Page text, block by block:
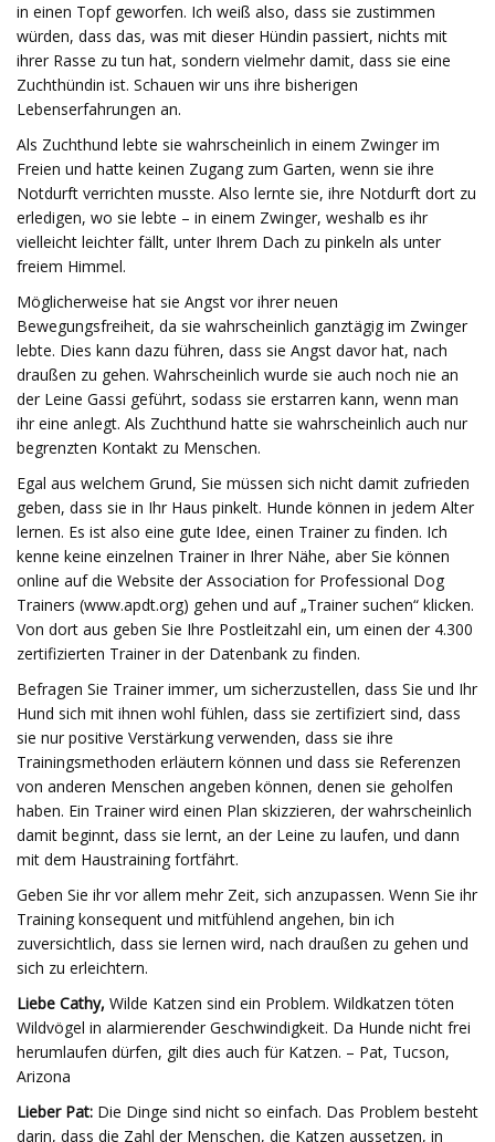
in einen Topf geworfen. Ich weiß also, dass sie zustimmen
würden, dass das, was mit dieser Hündin passiert, nichts mit
ihrer Rasse zu tun hat, sondern vielmehr damit, dass sie eine
Zuchthündin ist. Schauen wir uns ihre bisherigen
Lebenserfahrungen an.
Als Zuchthund lebte sie wahrscheinlich in einem Zwinger im
Freien und hatte keinen Zugang zum Garten, wenn sie ihre
Notdurft verrichten musste. Also lernte sie, ihre Notdurft dort zu
erledigen, wo sie lebte – in einem Zwinger, weshalb es ihr
vielleicht leichter fällt, unter Ihrem Dach zu pinkeln als unter
freiem Himmel.
Möglicherweise hat sie Angst vor ihrer neuen
Bewegungsfreiheit, da sie wahrscheinlich ganztägig im Zwinger
lebte. Dies kann dazu führen, dass sie Angst davor hat, nach
draußen zu gehen. Wahrscheinlich wurde sie auch noch nie an
der Leine Gassi geführt, sodass sie erstarren kann, wenn man
ihr eine anlegt. Als Zuchthund hatte sie wahrscheinlich auch nur
begrenzten Kontakt zu Menschen.
Egal aus welchem ​​Grund, Sie müssen sich nicht damit zufrieden
geben, dass sie in Ihr Haus pinkelt. Hunde können in jedem Alter
lernen. Es ist also eine gute Idee, einen Trainer zu finden. Ich
kenne keine einzelnen Trainer in Ihrer Nähe, aber Sie können
online auf die Website der Association for Professional Dog
Trainers (www.apdt.org) gehen und auf „Trainer suchen“ klicken.
Von dort aus geben Sie Ihre Postleitzahl ein, um einen der 4.300
zertifizierten Trainer in der Datenbank zu finden.
Befragen Sie Trainer immer, um sicherzustellen, dass Sie und Ihr
Hund sich mit ihnen wohl fühlen, dass sie zertifiziert sind, dass
sie nur positive Verstärkung verwenden, dass sie ihre
Trainingsmethoden erläutern können und dass sie Referenzen
von anderen Menschen angeben können, denen sie geholfen
haben. Ein Trainer wird einen Plan skizzieren, der wahrscheinlich
damit beginnt, dass sie lernt, an der Leine zu laufen, und dann
mit dem Haustraining fortfährt.
Geben Sie ihr vor allem mehr Zeit, sich anzupassen. Wenn Sie ihr
Training konsequent und mitfühlend angehen, bin ich
zuversichtlich, dass sie lernen wird, nach draußen zu gehen und
sich zu erleichtern.
Liebe Cathy, Wilde Katzen sind ein Problem. Wildkatzen töten
Wildvögel in alarmierender Geschwindigkeit. Da Hunde nicht frei
herumlaufen dürfen, gilt dies auch für Katzen. – Pat, Tucson,
Arizona
Lieber Pat: Die Dinge sind nicht so einfach. Das Problem besteht
darin, dass die Zahl der Menschen, die Katzen aussetzen, in